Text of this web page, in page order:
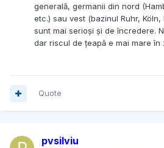
generală, germanii din nord
etc.) sau vest (bazinul Ruhr,
sunt mai serioși și de încredere.
dar riscul de țeapă e mai mare în
Quote
pvsilviu